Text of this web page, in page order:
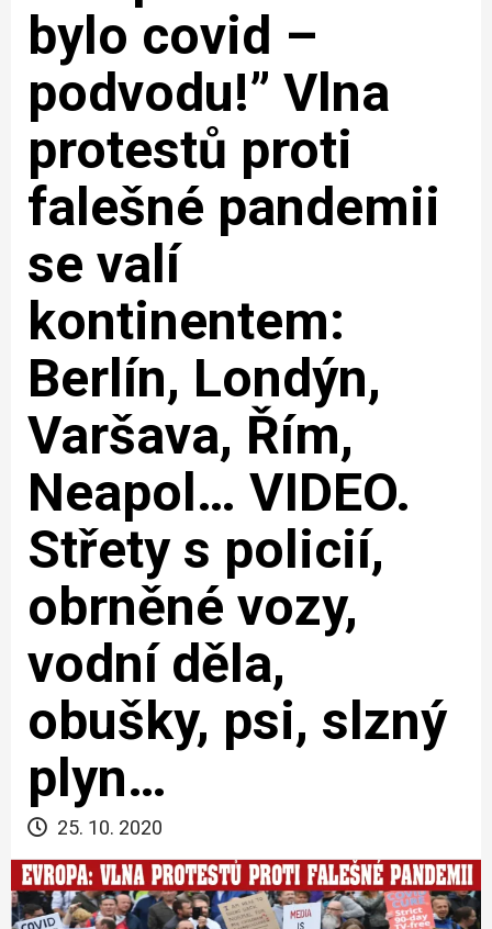
bylo covid –
podvodu!” Vlna
protestů proti
falešné pandemii
se valí
kontinentem:
Berlín, Londýn,
Varšava, Řím,
Neapol… VIDEO.
Střety s policií,
obrněné vozy,
vodní děla,
obušky, psi, slzný
plyn…
25. 10. 2020